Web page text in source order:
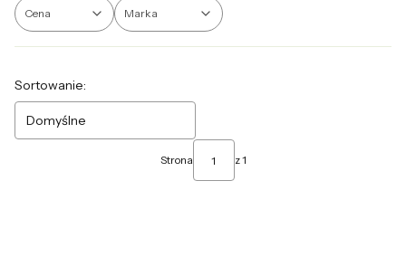
Cena Marka
Sortowanie:
Domyślne
Strona z 1